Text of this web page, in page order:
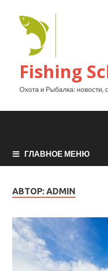
Fishing
Охота и Рыбалка: новости,
ГЛАВНОЕ МЕНЮ
АВТОР: ADMIN